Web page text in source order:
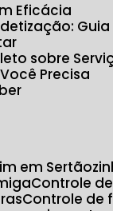
Eficácia
sobre
Precisa
em
Controle
Controle